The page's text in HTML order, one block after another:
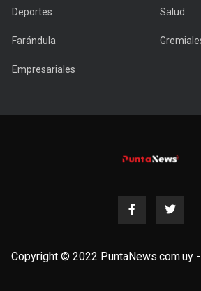
Deportes Salud
Farándula
Empresariales
Copyright © 2022 PuntaNews.com.uy